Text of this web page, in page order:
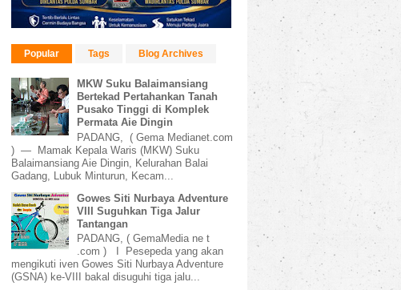
Popular Tags Blog Archives
MKW Suku Balaimansiang
Bertekad Pertahankan Tanah
Pusako Tinggi di Komplek
Permata Aie Dingin
PADANG, ( Gema Medianet.com
) — Mamak Kepala Waris (MKW) Suku
Balaimansiang Aie Dingin, Kelurahan Balai
Gadang, Lubuk Minturun, Kecam...
Gowes Siti Nurbaya Adventure
VIII Suguhkan Tiga Jalur
Tantangan
PADANG, ( GemaMedia ne t
.com ) I Pesepeda yang akan
mengikuti iven Gowes Siti Nurbaya Adventure
(GSNA) ke-VIII bakal disuguhi tiga jalu...